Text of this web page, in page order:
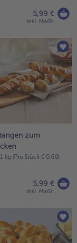
& 5,99 €
inkl. MwSt.
zum
kg (Pro Stück € 0,60)
5,99 €
inkl. MwSt.